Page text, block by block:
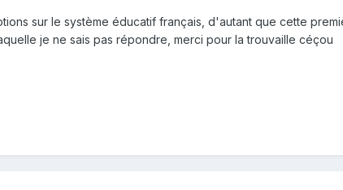
sur le système éducatif français, d'autant que cette
je ne sais pas répondre, merci pour la trouvaille céçou